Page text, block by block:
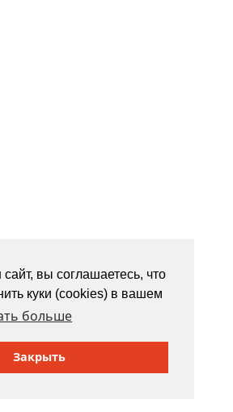
вы соглашаетесь, что
куки (cookies) в вашем
больше
Закрыть